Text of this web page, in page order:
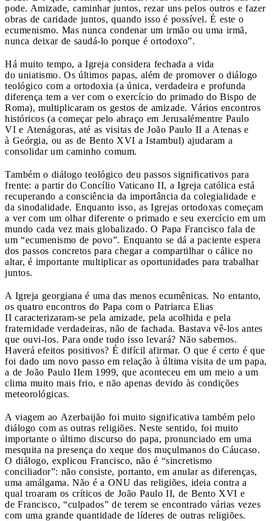
pode. Amizade, caminhar juntos, rezar uns pelos outros e fazer
obras de caridade juntos, quando isso é possível. É este o
ecumenismo. Mas nunca condenar um irmão ou uma irmã,
nunca deixar de saudá-lo porque é ortodoxo”.
Há muito tempo, a Igreja considera fechada a vida
do uniatismo. Os últimos papas, além de promover o diálogo
teológico com a ortodoxia (a única, verdadeira e profunda
diferença tem a ver com o exercício do primado do Bispo de
Roma), multiplicaram os gestos de amizade. Vários encontros
históricos (a começar pelo abraço em Jerusalémentre Paulo
VI e Atenágoras, até as visitas de João Paulo II a Atenas e
à Geórgia, ou as de Bento XVI a Istambul) ajudaram a
consolidar um caminho comum.
Também o diálogo teológico deu passos significativos para
frente: a partir do Concílio Vaticano II, a Igreja católica está
recuperando a consciência da importância da colegialidade e
da sinodalidade. Enquanto isso, as Igrejas ortodoxas começam
a ver com um olhar diferente o primado e seu exercício em um
mundo cada vez mais globalizado. O Papa Francisco fala de
um “ecumenismo de povo”. Enquanto se dá a paciente espera
dos passos concretos para chegar a compartilhar o cálice no
altar, é importante multiplicar as oportunidades para trabalhar
juntos.
A Igreja georgiana é uma das menos ecumênicas. No entanto,
os quatro encontros do Papa com o Patriarca Elias
II caracterizaram-se pela amizade, pela acolhida e pela
fraternidade verdadeiras, não de fachada. Bastava vê-los antes
que ouvi-los. Para onde tudo isso levará? Não sabemos.
Haverá efeitos positivos? É difícil afirmar. O que é certo é que
foi dado um novo passo em relação à última visita de um papa,
a de João Paulo IIem 1999, que aconteceu em um meio a um
clima muito mais frio, e não apenas devido às condições
meteorológicas.
A viagem ao Azerbaijão foi muito significativa também pelo
diálogo com as outras religiões. Neste sentido, foi muito
importante o último discurso do papa, pronunciado em uma
mesquita na presença do xeque dos muçulmanos do Cáucaso.
O diálogo, explicou Francisco, não é “sincretismo
conciliador”: não consiste, portanto, em anular as diferenças,
uma amálgama. Não é a ONU das religiões, ideia contra a
qual troaram os críticos de João Paulo II, de Bento XVI e
de Francisco, “culpados” de terem se encontrado várias vezes
com uma grande quantidade de líderes de outras religiões.